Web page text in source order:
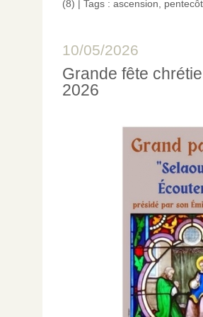
(8) | Tags : ascension
10/05/2026
Grande fête
2026